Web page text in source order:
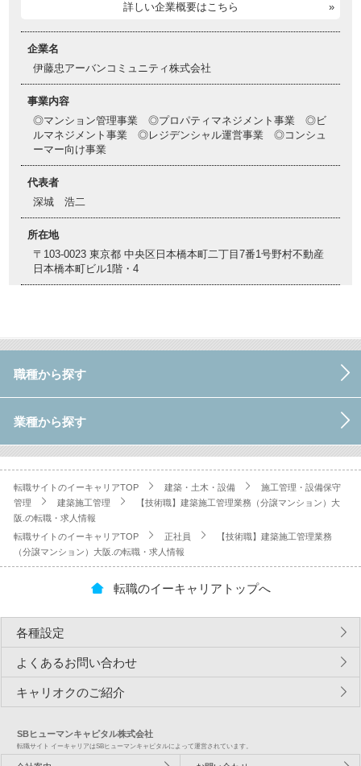
詳しい企業概要はこちら
企業名
伊藤忠アーバンコミュニティ株式会社
事業内容
◎マンション管理事業 ◎プロパティマネジメント事業 ◎ビ
ルマネジメント事業 ◎レジデンシャル運営事業 ◎コンシュ
ーマー向け事業
代表者
深城 浩二
所在地
〒103-0023 東京都 中央区日本橋本町二丁目7番1号野村不動産
日本橋本町ビル1階・4
職種から探す
業種から探す
転職サイトのイーキャリアTOP 建築・土木・設備
施工管理・設備保守
管理
建築施工管理
【技術職】建築施工管理業務（分譲マンション）大
阪.の転職・求人情報
転職サイトのイーキャリアTOP
正社員
【技術職】建築施工管理業務
（分譲マンション）大阪.の転職・求人情報
転職のイーキャリアトップへ
各種設定
よくあるお問い合わせ
キャリオクのご紹介
SBヒューマンキャピタル株式会社
転職サイト イーキャリアはSBヒューマンキャピタルによって運営されています。